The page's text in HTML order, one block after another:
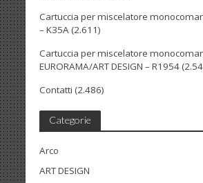
Cartuccia per miscelatore
– K35A(2.611)
Cartuccia per miscelatore
EURORAMA/ART DESIGN – R1954
Contatti (2.486)
Categorie
Arco
ART DESIGN